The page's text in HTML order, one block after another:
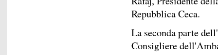
Repubblica Ceca.
La seconda parte
Consigliere